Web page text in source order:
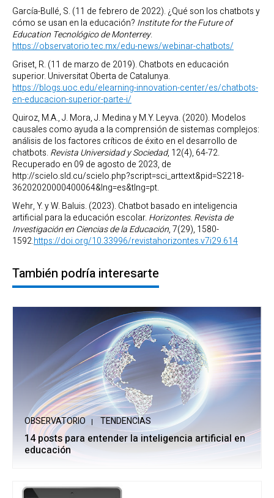
García-Bullé, S. (11 de febrero de 2022). ¿Qué son los chatbots y
cómo se usan en la educación? Institute for the Future of
Education Tecnológico de Monterrey.
https://observatorio.tec.mx/edu-news/webinar-chatbots/
Griset, R. (11 de marzo de 2019). Chatbots en educación
superior. Universitat Oberta de Catalunya.
https://blogs.uoc.edu/elearning-innovation-center/es/chatbots-
en-educacion-superior-parte-i/
Quiroz, M.A., J. Mora, J. Medina y M.Y. Leyva. (2020). Modelos
causales como ayuda a la comprensión de sistemas complejos:
análisis de los factores críticos de éxito en el desarrollo de
chatbots.Revista Universidad y Sociedad, 12(4), 64-72.
Recuperado en 09 de agosto de 2023, de
http://scielo.sld.cu/scielo.php?script=sci_arttext&pid=S2218-
36202020000400064&lng=es&tlng=pt.
Wehr, Y. y W. Baluis. (2023). Chatbot basado en inteligencia
artificial para la educación escolar.Horizontes. Revista de
Investigación en Ciencias de la Educación, 7(29), 1580-
1592.https://doi.org/10.33996/revistahorizontes.v7i29.614
También podría interesarte
OBSERVATORIO TENDENCIAS
14 posts para entender la inteligencia artificial en
educación